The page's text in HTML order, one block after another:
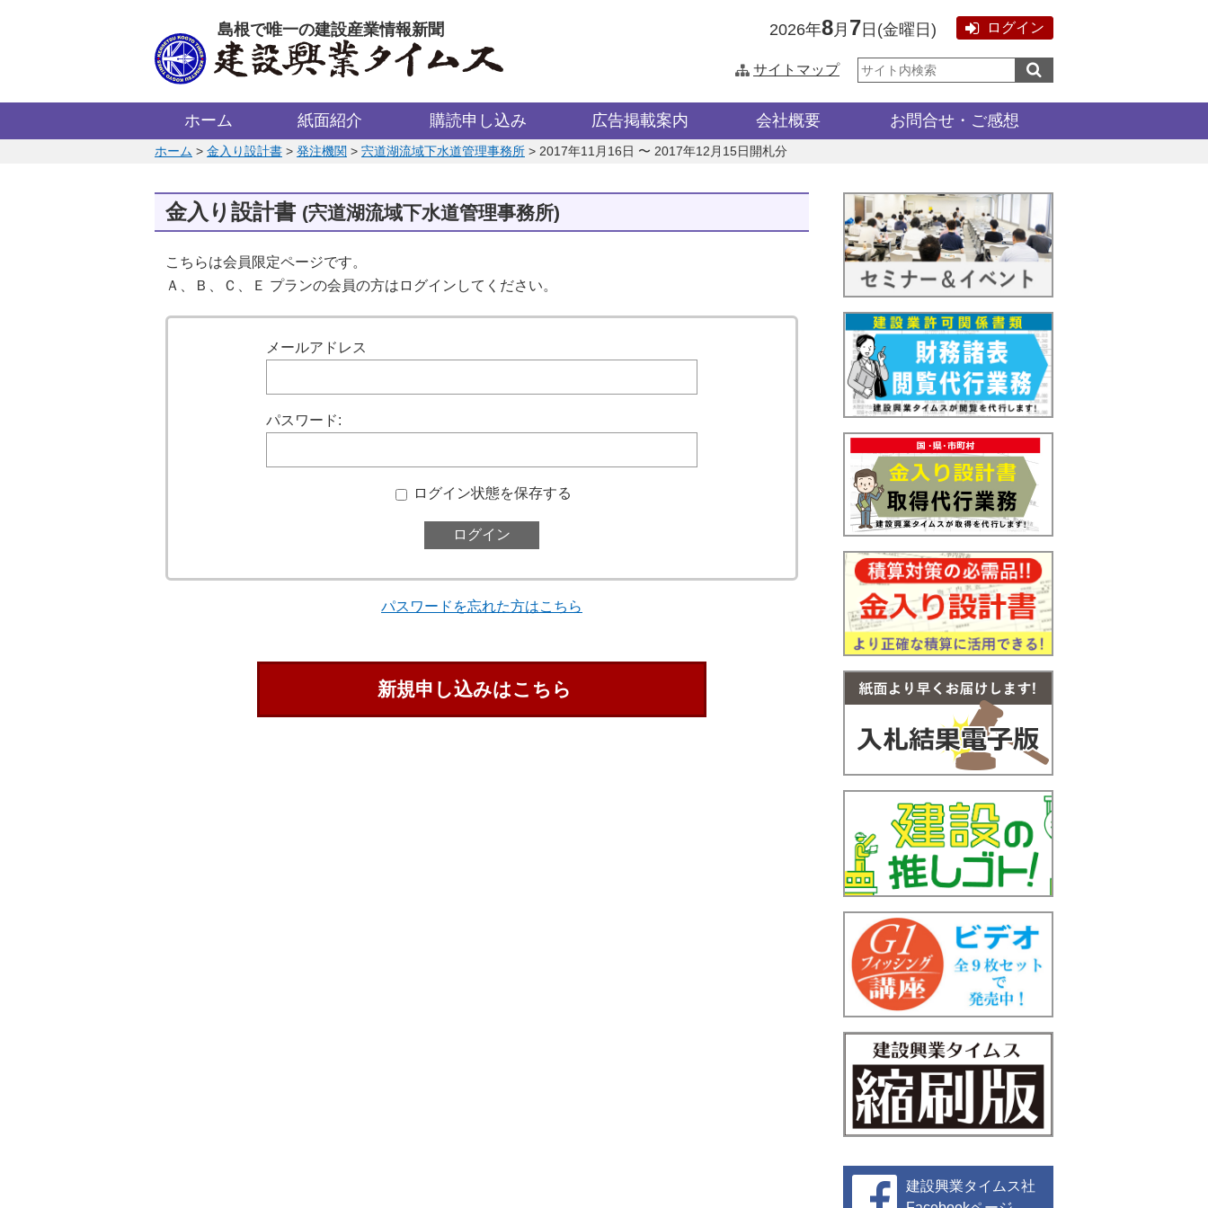
島根で唯一の建設産業情報新聞 2026年8月 7 日 (金曜日 ) ログイン
サイトマップ
サ
イ
内
ホーム 紙面紹介 購読申し込み 広告掲載案内 会社概要 お問合せ・ご感想
このページの位置:
ホーム > 金入り設計書 > 発注機関 > 宍道湖流域下水道管理事務所 > 2017年11月16日 〜 2017年12月15日開札分
金入り設計書 (宍道湖流域下水道管理事務所)
こちらは会員限定ページです。
Ａ、Ｂ、Ｃ、Ｅ プランの会員の方はログインしてください。
メールアドレス
パスワード:
ログイン状態を保存する
パスワードを忘れた方はこちら
新規申し込みはこちら
建設興業タイムス社